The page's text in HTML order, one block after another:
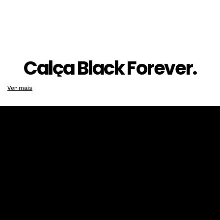
Calça Black Forever.
Ver mais